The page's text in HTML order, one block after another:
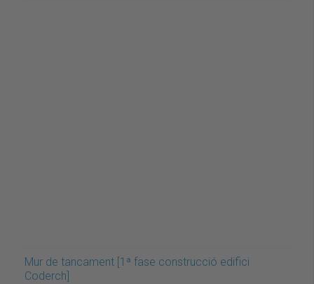
Mur de tancament [1ª fase construcció edifici
Coderch]